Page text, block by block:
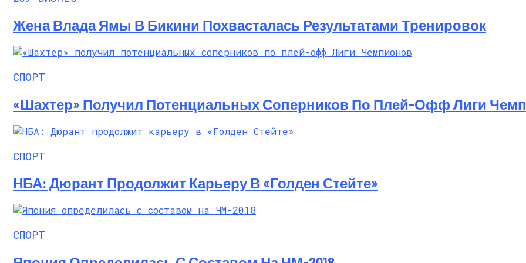
Жена Влада Ямы В Бикини Похвасталась Результатами Тренировок
СПОРТ
«Шахтер» Получил Потенциальных Соперников По Плей-Офф Лиги
СПОРТ
НБА: Дюрант Продолжит Карьеру В «Голден Стейте»
СПОРТ